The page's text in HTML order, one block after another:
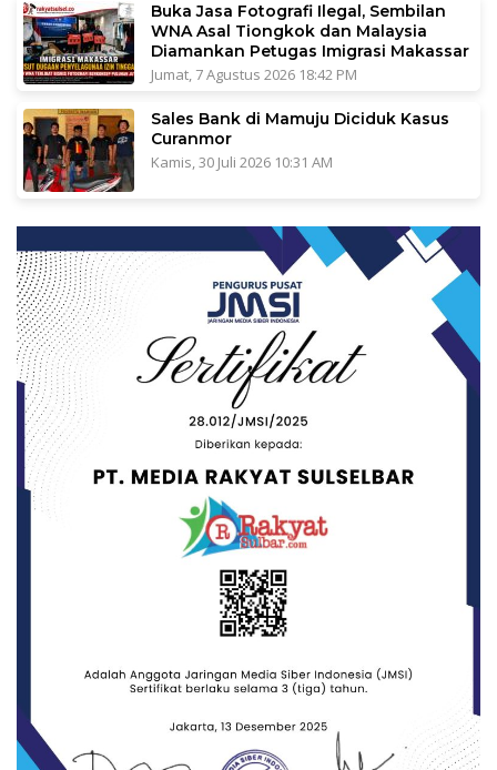
Buka Jasa Fotografi Ilegal, Sembilan
WNA Asal Tiongkok dan Malaysia
Diamankan Petugas Imigrasi Makassar
Jumat, 7 Agustus 2026 18:42 PM
Sales Bank di Mamuju Diciduk Kasus
Curanmor
Kamis, 30 Juli 2026 10:31 AM